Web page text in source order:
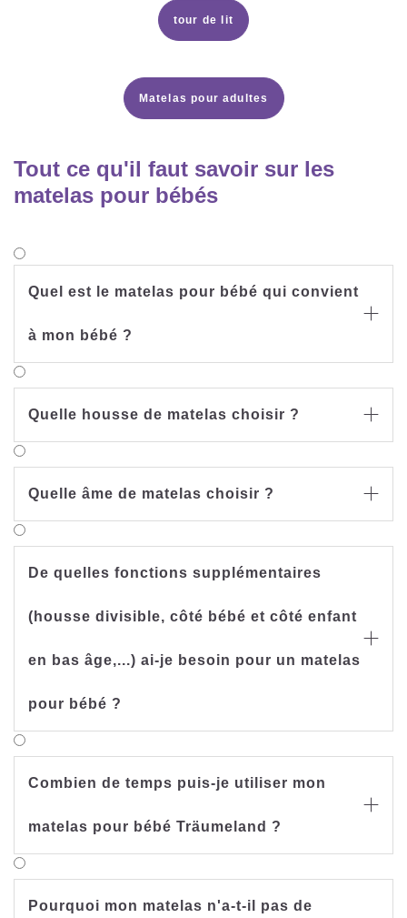
tour de lit
Matelas pour adultes
Tout ce qu'il faut savoir sur les
matelas pour bébés
Quel est le matelas pour bébé qui convient
à mon bébé ?

Quelle housse de matelas choisir ? 
Quelle âme de matelas choisir ? 
De quelles fonctions supplémentaires
(housse divisible, côté bébé et côté enfant
en bas âge,...) ai-je besoin pour un matelas
pour bébé ?

Combien de temps puis-je utiliser mon
matelas pour bébé Träumeland ?

Pourquoi mon matelas n'a-t-il pas de